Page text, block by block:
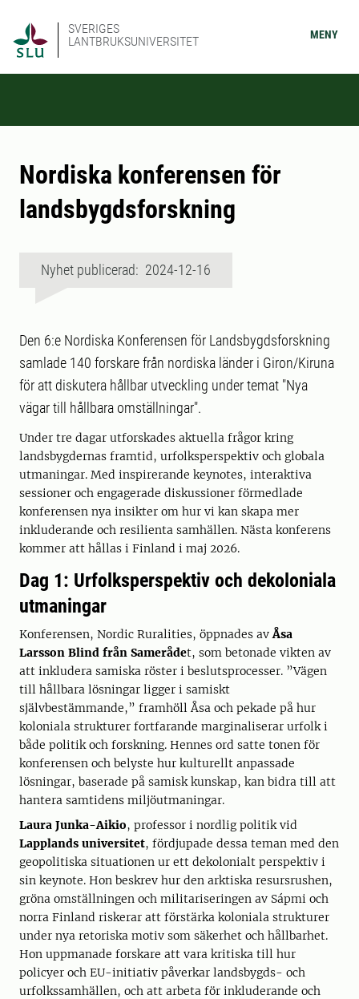
SVERIGES
LANTBRUKSUNIVERSITET
MENY
Nordiska konferensen för
landsbygdsforskning
Nyhet publicerad: 2024-12-16
Den 6:e Nordiska Konferensen för Landsbygdsforskning
samlade 140 forskare från nordiska länder i Giron/Kiruna
för att diskutera hållbar utveckling under temat "Nya
vägar till hållbara omställningar".
Under tre dagar utforskades aktuella frågor kring
landsbygdernas framtid, urfolksperspektiv och globala
utmaningar. Med inspirerande keynotes, interaktiva
sessioner och engagerade diskussioner förmedlade
konferensen nya insikter om hur vi kan skapa mer
inkluderande och resilienta samhällen. Nästa konferens
kommer att hållas i Finland i maj 2026.
Dag 1: Urfolksperspektiv och dekoloniala
utmaningar
Konferensen, Nordic Ruralities, öppnades avÅsa
Larsson Blind från Samerådet, som betonade vikten av
att inkludera samiska röster i beslutsprocesser. ”Vägen
till hållbara lösningar ligger i samiskt
självbestämmande,” framhöll Åsa och pekade på hur
koloniala strukturer fortfarande marginaliserar urfolk i
både politik och forskning. Hennes ord satte tonen för
konferensen och belyste hur kulturellt anpassade
lösningar, baserade på samisk kunskap, kan bidra till att
hantera samtidens miljöutmaningar.
Laura Junka-Aikio, professor i nordlig politik vid
Lapplands universitet, fördjupade dessa teman med den
geopolitiska situationen ur ett dekolonialt perspektiv i
sin keynote. Hon beskrev hur den arktiska resursrushen,
gröna omställningen och militariseringen av Sápmi och
norra Finland riskerar att förstärka koloniala strukturer
under nya retoriska motiv som säkerhet och hållbarhet.
Hon uppmanade forskare att vara kritiska till hur
policyer och EU-initiativ påverkar landsbygds- och
urfolkssamhällen, och att arbeta för inkluderande och